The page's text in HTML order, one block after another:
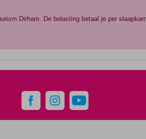
Dirham. De belasting betaal je per